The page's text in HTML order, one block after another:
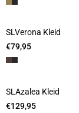
SLVerona Kleid
€79,95
SLAzalea Kleid
€129,95